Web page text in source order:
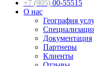
+7 (905) 00-55515
О нас
География
Документация
Партнеры
Клиенты